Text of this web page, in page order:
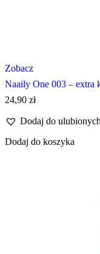
Zobacz
Naaily One 003 – extra
24,90 zł
Dodaj do ulubionych
Dodaj do koszyka